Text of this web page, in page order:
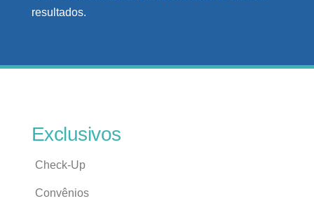
resultados.
Exclusivos
Check-Up
Convênios